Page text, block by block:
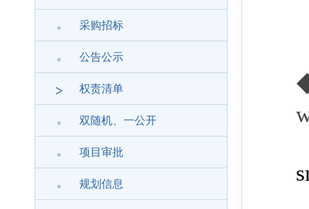
采购招标
公告公示
> 权责清单
双随机、一公开
项目审批
规划信息